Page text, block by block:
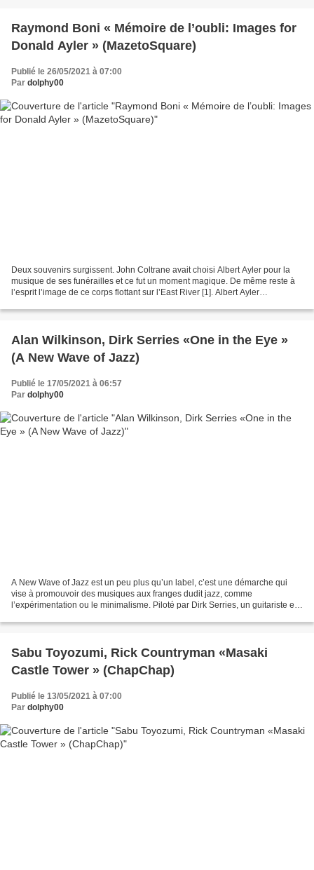
Raymond Boni « Mémoire de l’oubli: Images for
Donald Ayler » (MazetoSquare)
Publié le 26/05/2021 à 07:00
Par dolphy00
Deux souvenirs surgissent. John Coltrane avait choisi Albert Ayler pour la
musique de ses funérailles et ce fut un moment magique. De même reste à
l’esprit l’image de ce corps flottant sur l’East River [1]. Albert Ayler
Alan Wilkinson, Dirk Serries «One in the Eye »
(A New Wave of Jazz)
Publié le 17/05/2021 à 06:57
Par dolphy00
A New Wave of Jazz est un peu plus qu’un label, c’est une démarche qui
vise à promouvoir des musiques aux franges dudit jazz, comme
l’expérimentation ou le minimalisme. Piloté par Dirk Serries, un guitariste et
Sabu Toyozumi, Rick Countryman «Masaki
Castle Tower » (ChapChap)
Publié le 13/05/2021 à 07:00
Par dolphy00